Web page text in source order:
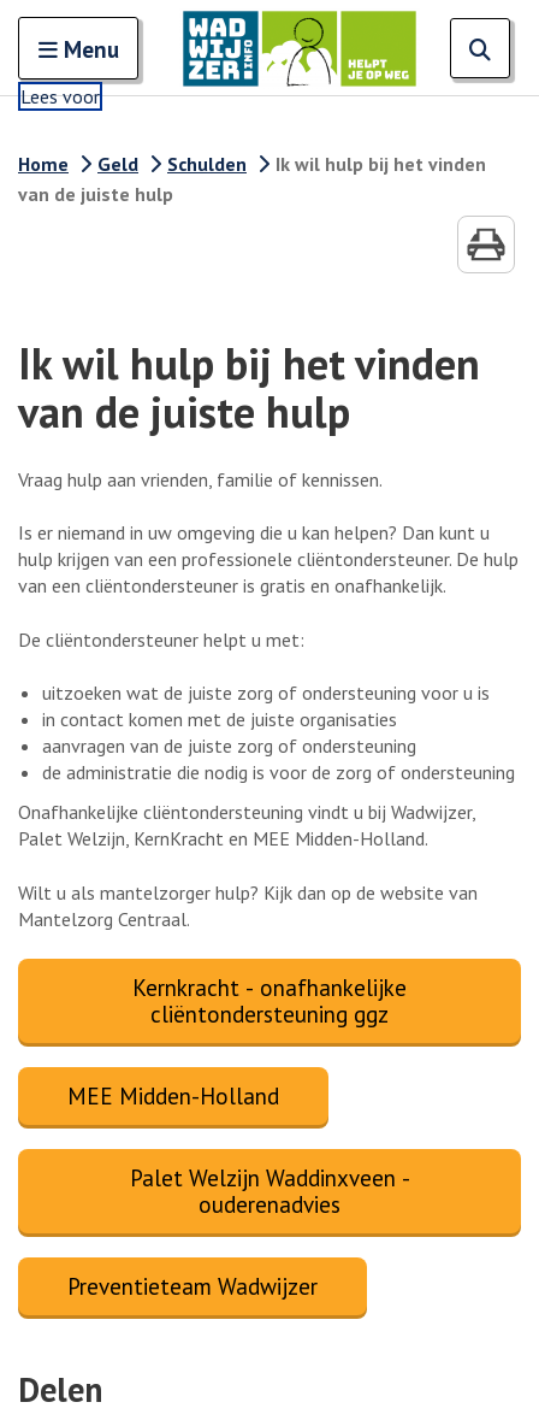
Open en sluit het
Menu
Lees voor
Home Geld Schulden
Ik wil hulp bij het vinden
van de juiste hulp
Ik wil hulp bij het vinden
van de juiste hulp
Vraag hulp aan vrienden, familie of kennissen.
Is er niemand in uw omgeving die u kan helpen? Dan kunt u
hulp krijgen van een professionele cliëntondersteuner. De hulp
van een cliëntondersteuner is gratis en onafhankelijk.
De cliëntondersteuner helpt u met:
uitzoeken wat de juiste zorg of ondersteuning voor u is
in contact komen met de juiste organisaties
aanvragen van de juiste zorg of ondersteuning
de administratie die nodig is voor de zorg of ondersteuning
Onafhankelijke cliëntondersteuning vindt u bij Wadwijzer,
Palet Welzijn, KernKracht en MEE Midden-Holland.
Wilt u als mantelzorger hulp? Kijk dan op de website van
Mantelzorg Centraal.
Kernkracht - onafhankelijke
cliëntondersteuning ggz
MEE Midden-Holland
Palet Welzijn Waddinxveen -
ouderenadvies
Preventieteam Wadwijzer
Delen